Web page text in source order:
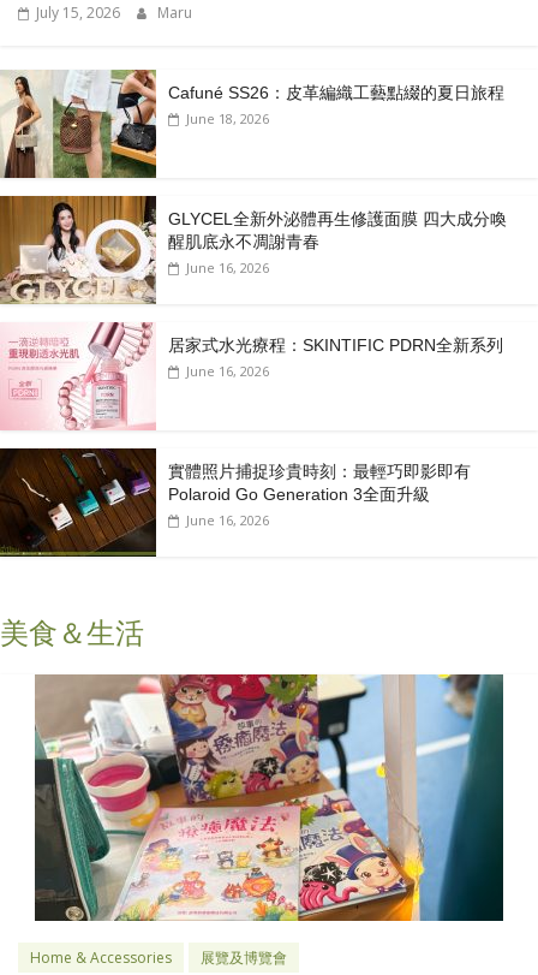
July 15, 2026 Maru
Cafuné SS26：皮革編織工藝點綴的夏日旅程
June 18, 2026
GLYCEL全新外泌體再生修護面膜 四大成分喚
醒肌底永不凋謝青春
June 16, 2026
居家式水光療程：SKINTIFIC PDRN全新系列
June 16, 2026
實體照片捕捉珍貴時刻：最輕巧即影即有
Polaroid Go Generation 3全面升級
June 16, 2026
美食＆生活
Home & Accessories 展覽及博覽會